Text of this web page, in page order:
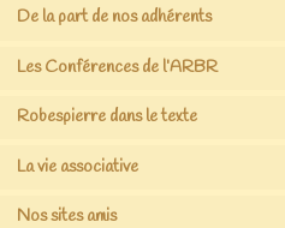
De la part de nos adhérents
Les Conférences de l’ARBR
Robespierre dans le texte
La vie associative
Nos sites amis